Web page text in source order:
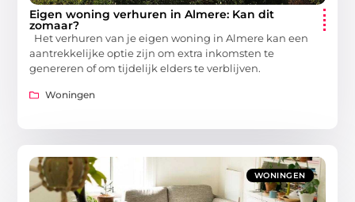
Eigen woning verhuren in Almere: Kan dit
zomaar?
Het verhuren van je eigen woning in Almere kan een
aantrekkelijke optie zijn om extra inkomsten te
genereren of om tijdelijk elders te verblijven.
Woningen
WONINGEN